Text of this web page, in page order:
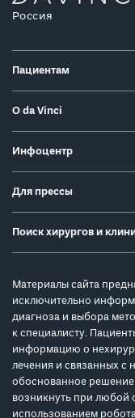
Россия
Пациентам
О da Vinci
Инфоцентр
Для прессы
Поиск хирургов и
Материалы сайта
исключительно
диагноза и выбора
к специалисту.
информацию о
лечения и связанных с
обоснованное
возникнуть при любой
использованием